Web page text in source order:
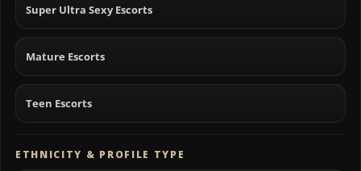
Super Ultra Sexy Escorts
Mature Escorts
Teen Escorts
ETHNICITY & PROFILE TYPE